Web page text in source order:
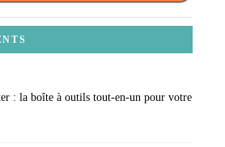
: la boîte à outils tout-en-un pour votre